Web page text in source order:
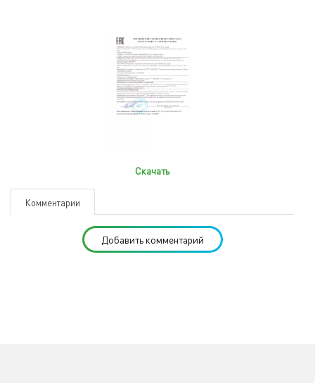
Скачать
Комментарии
Добавить комментарий